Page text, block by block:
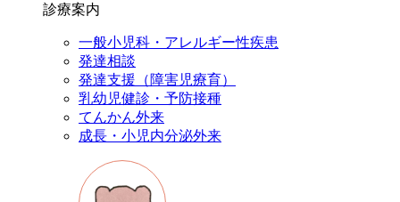
診療案内
一般小児科・アレルギー性疾患
発達相談
発達支援（障害児療育）
乳幼児健診・予防接種
てんかん外来
成長・小児内分泌外来